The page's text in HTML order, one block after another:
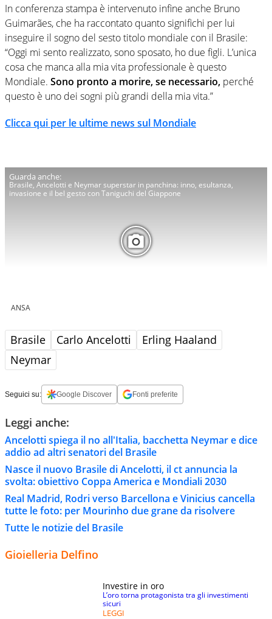
In conferenza stampa è intervenuto infine anche Bruno
Guimarães, che ha raccontato quanto significhi per lui
inseguire il sogno del sesto titolo mondiale con il Brasile:
“Oggi mi sento realizzato, sono sposato, ho due figli. L’unica
cosa che manca alla mia vita professionale è questo
Mondiale. Sono pronto a morire, se necessario, perché
questo è uno dei sogni più grandi della mia vita.”
Clicca qui per le ultime news sul Mondiale
Brasile, Ancelotti e Neymar superstar in panchina: inno, esultanza,
invasione e il bel gesto con Taniguchi del Giappone
ANSA
Brasile Carlo Ancelotti
Erling Haaland
Neymar
Seguici su: Google Discover Fonti preferite
Leggi anche:
Ancelotti spiega il no all'Italia, bacchetta Neymar e dice
addio ad altri senatori del Brasile
Nasce il nuovo Brasile di Ancelotti, il ct annuncia la
svolta: obiettivo Coppa America e Mondiali 2030
Real Madrid, Rodri verso Barcellona e Vinicius cancella
tutte le foto: per Mourinho due grane da risolvere
Tutte le notizie del Brasile
Gioielleria Delfino
Investire in oro
L’oro torna protagonista tra gli investimenti
sicuri
LEGGI